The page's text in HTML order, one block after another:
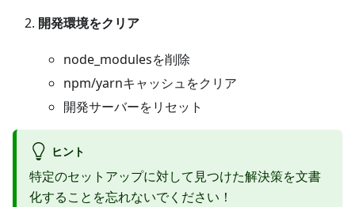
開発環境をクリア
node_modulesを削除
npm/yarnキャッシュをクリア
開発サーバーをリセット
ヒント
特定のセットアップに対して見つけた解決策を文書
化することを忘れないでください！